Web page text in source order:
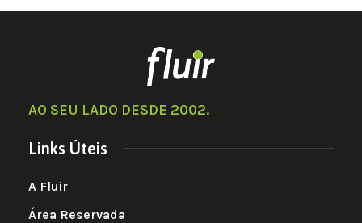
AO SEU LADO DESDE 2002.
Links Úteis
A Fluir
Área Reservada